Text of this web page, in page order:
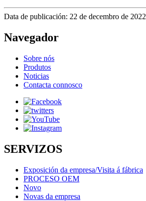
Data de publicación: 22 de decembro de 2022
Navegador
Sobre nós
Produtos
Noticias
Contacta connosco
SERVIZOS
Exposición da empresa/Visita á fábrica
PROCESO OEM
Novo
Novas da empresa